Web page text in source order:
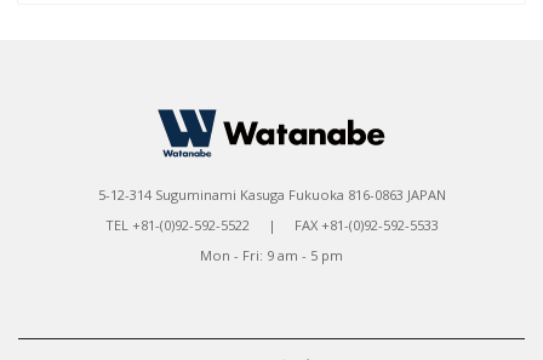
5-12-314 Suguminami Kasuga Fukuoka 816-0863 JAPAN
TEL +81-(0)92-592-5522 | FAX +81-(0)92-592-5533
Mon - Fri: 9 am - 5 pm